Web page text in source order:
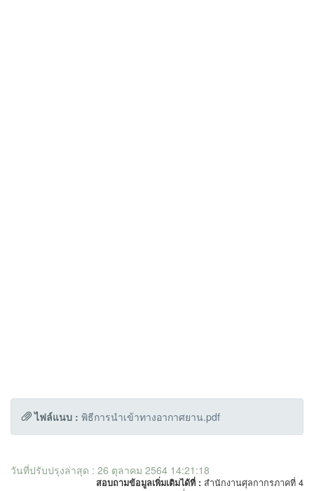
ไฟล์แนบ : พิธีการนำเข้าทางอากาศยาน.pdf
วันที่ปรับปรุงล่าสุด : 26 ตุลาคม 2564 14:21:18
สอบถามข้อมูลเพิ่มเติมได้ที่ : สำนักงานศุลกากรภาคที่ 4